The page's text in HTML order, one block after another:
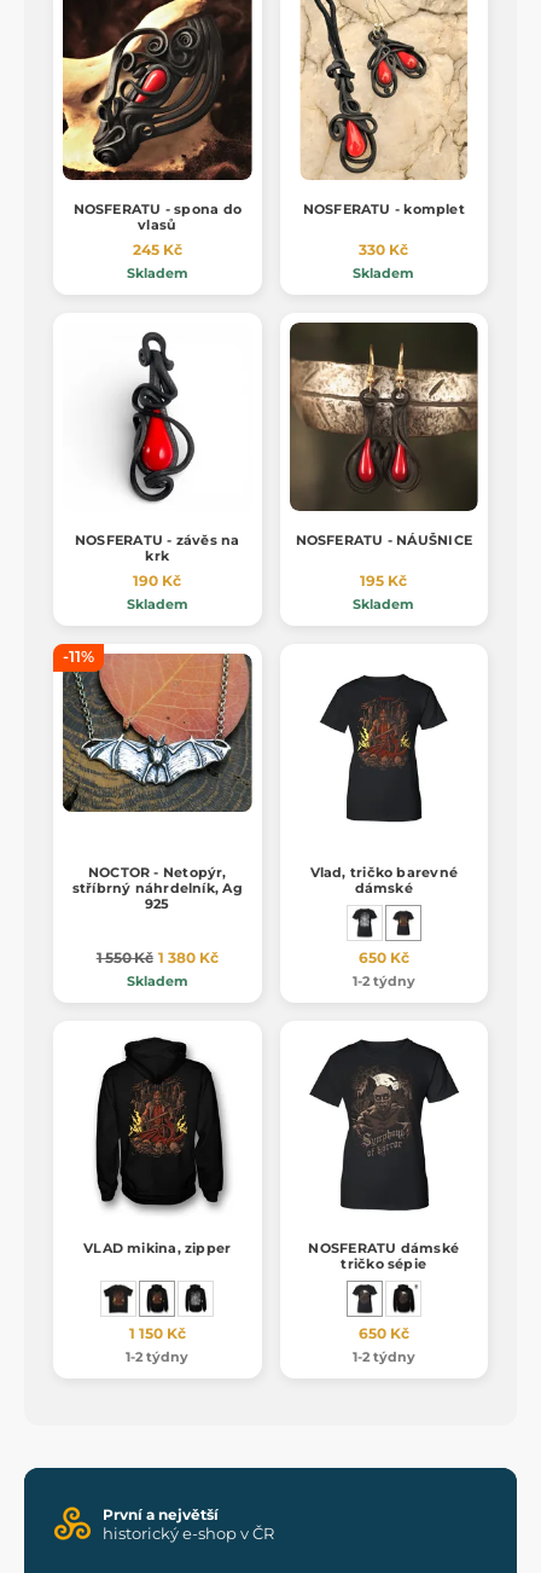
NOSFERATU - spona do
vlasů
245 Kč
Skladem
NOSFERATU - komplet
330 Kč
Skladem
NOSFERATU - závěs na
krk
190 Kč
Skladem
NOSFERATU - NÁUŠNICE
195 Kč
Skladem
-11%
NOCTOR - Netopýr,
stříbrný náhrdelník, Ag
925
1 550 Kč 1 380 Kč
Skladem
Vlad, tričko barevné
dámské
650 Kč
1-2 týdny
VLAD mikina, zipper
1 150 Kč
1-2 týdny
NOSFERATU dámské
tričko sépie
650 Kč
1-2 týdny
První a největší
historický e-shop v ČR